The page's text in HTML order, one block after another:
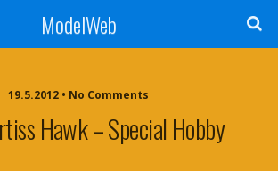
ModelWeb
19.5.2012 • No Comments
Hawk – Special Hobby